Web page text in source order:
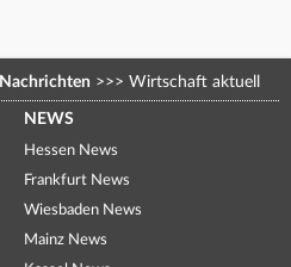
Nachrichten >>> Wirtschaft aktuell
NEWS
Hessen News
Frankfurt News
Wiesbaden News
Mainz News